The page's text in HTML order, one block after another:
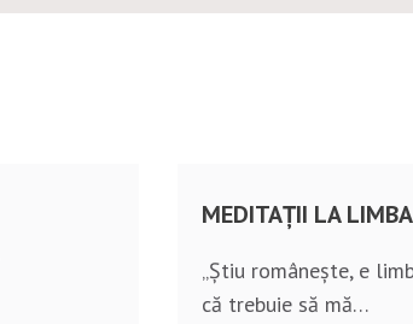
MEDITAȚII LA
„Știu românește, e
că trebuie să mă…